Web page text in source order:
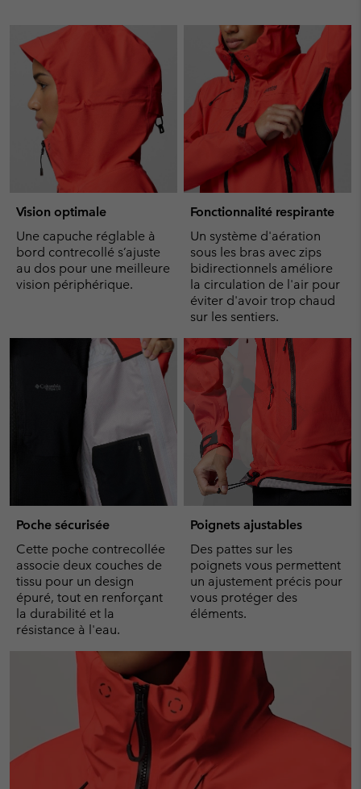
Vision optimale
Une capuche réglable à
bord contrecollé s’ajuste
au dos pour une meilleure
vision périphérique.
Fonctionnalité respirante
Un système d'aération
sous les bras avec zips
bidirectionnels améliore
la circulation de l'air pour
éviter d'avoir trop chaud
sur les sentiers.
Poche sécurisée
Cette poche contrecollée
associe deux couches de
tissu pour un design
épuré, tout en renforçant
la durabilité et la
résistance à l'eau.
Poignets ajustables
Des pattes sur les
poignets vous permettent
un ajustement précis pour
vous protéger des
éléments.